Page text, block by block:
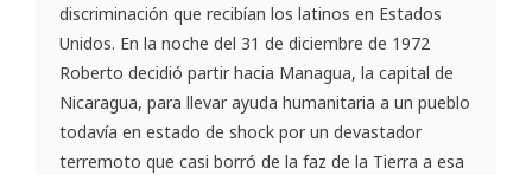
discriminación que recibían los latinos en Estados
Unidos. En la noche del 31 de diciembre de 1972
Roberto decidió partir hacia Managua, la capital de
Nicaragua, para llevar ayuda humanitaria a un pueblo
todavía en estado de shock por un devastador
terremoto que casi borró de la faz de la Tierra a esa